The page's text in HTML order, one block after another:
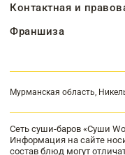
Контактная и
Франшиза
Мурманская область,
Сеть суши-баров «Суши
Информация на сайте
состав блюд могут